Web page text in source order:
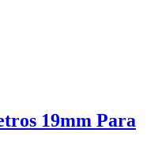
19mm Para